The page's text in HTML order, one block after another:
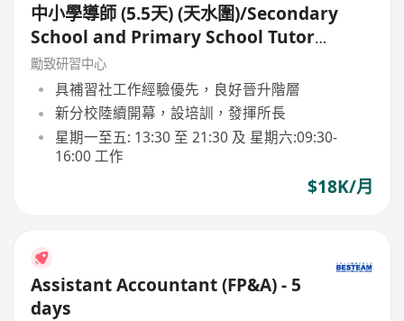
中小學導師 (5.5天) (天水圍)/Secondary
School and Primary School Tutor
(5.5days)
勵致研習中心
具補習社工作經驗優先，良好晉升階層
新分校陸續開幕，設培訓，發揮所長
星期一至五: 13:30 至 21:30 及 星期六:09:30-
16:00 工作
$18K/月
Assistant Accountant (FP&A) - 5
days